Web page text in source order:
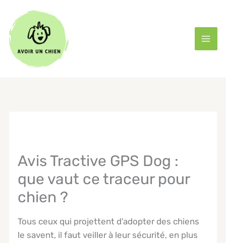
contenu
Avis Tractive GPS Dog :
que vaut ce traceur pour
chien ?
Tous ceux qui projettent d’adopter des chiens
le savent, il faut veiller à leur sécurité, en plus